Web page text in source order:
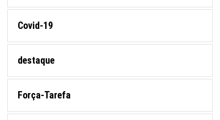
Covid-19
destaque
Força-Tarefa